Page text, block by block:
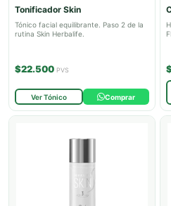
Tonificador Skin
Tónico facial equilibrante. Paso 2 de la
rutina Skin Herbalife.
$22.500 PVS
Ver Tónico Comprar